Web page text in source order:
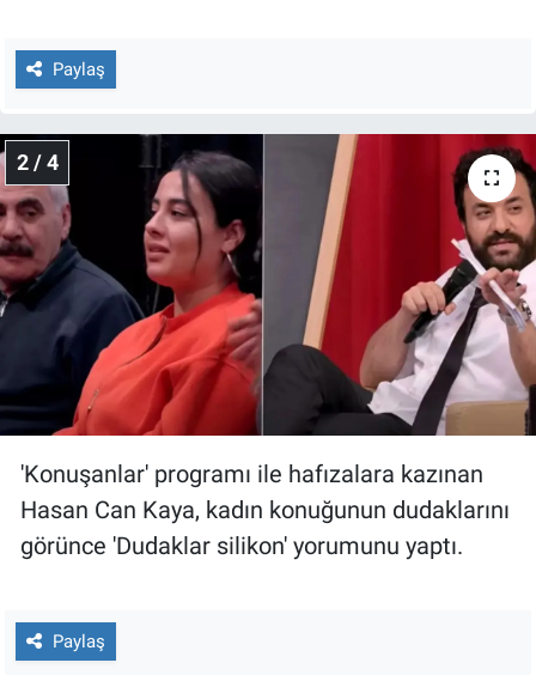
Paylaş
2 / 4
'Konuşanlar' programı ile hafızalara kazınan
Hasan Can Kaya, kadın konuğunun dudaklarını
görünce 'Dudaklar silikon' yorumunu yaptı.
Paylaş
Nedir
Programlar
Sağlık
Spor
Teknoloji
Türkiye'nin Geleceği
Türkiye'nin Gündemi
Yerel Gündem
Canlı Yayın